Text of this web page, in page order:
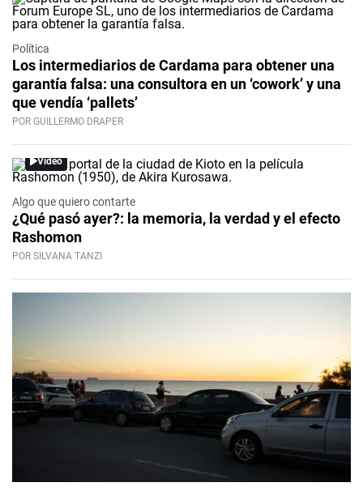
Política
Los intermediarios de Cardama para obtener una
garantía falsa: una consultora en un ‘cowork’ y una
que vendía ‘pallets’
POR GUILLERMO DRAPER
Video
Algo que quiero contarte
¿Qué pasó ayer?: la memoria, la verdad y el efecto
Rashomon
POR SILVANA TANZI